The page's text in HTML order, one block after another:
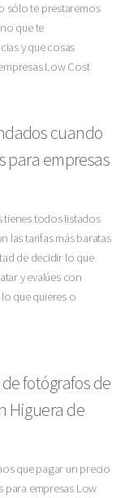
sólo te prestaremos
que te
y que cosas
Low Cost
cuando
para empresas
tienes todos listados
las tarifas más baratas
de decidir lo que
y evalúes con
que quieres o
fotógrafos de
Higuera de
que pagar un precio
empresas Low